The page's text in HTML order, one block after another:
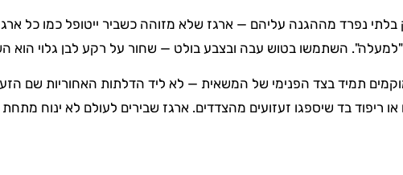
בלתי נפרד מההגנה עליהם — ארגז שלא מזוהה כשביר ייטופל כמו כל
"למעלה". השתמשו בטוש עבה ובצבע בולט — שחור על רקע לבן גלוי הוא
תמיד בצד הפנימי של המשאית — לא ליד הדלתות האחוריות שם
או ריפוד בד שיספגו זעזועים מהצדדים. ארגז שבירים לעולם לא ינוח